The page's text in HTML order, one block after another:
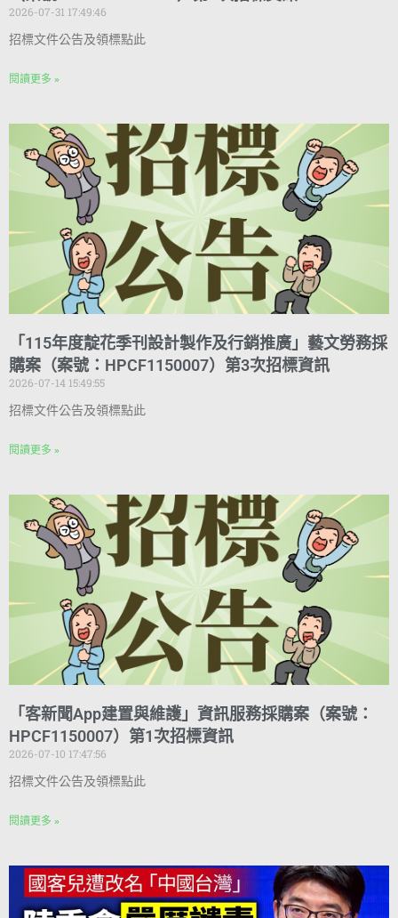
2026-07-31 17:49:46
招標文件公告及領標點此
閱讀更多 »
「115年度靛花季刊設計製作及行銷推廣」藝文勞務採
購案（案號：HPCF1150007）第3次招標資訊
2026-07-14 15:49:55
招標文件公告及領標點此
閱讀更多 »
「客新聞App建置與維護」資訊服務採購案（案號：
HPCF1150007）第1次招標資訊
2026-07-10 17:47:56
招標文件公告及領標點此
閱讀更多 »